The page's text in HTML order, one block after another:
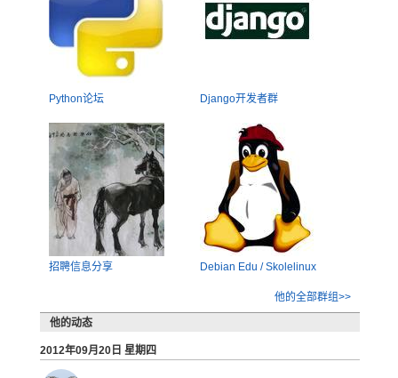
Python论坛 Django开发者群
招聘信息分享 Debian Edu / Skolelinux
他的全部群组>>
他的动态
2012年09月20日 星期四